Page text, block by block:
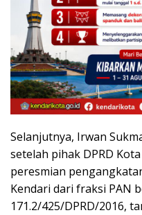
Selanjutnya, Irwan
setelah pihak DPRD
peresmian
Kendari dari fraksi PAN
171.2/425/DPRD/2016,